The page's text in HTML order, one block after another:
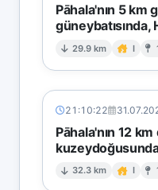
Pāhala'nın 5 km
güneybatısında,
29.9 km I
21:10:22
Pāhala'nın 12
32.3 km I